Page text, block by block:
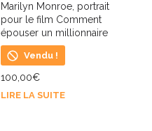
Marilyn Monroe, portrait
pour le film Comment
épouser un millionnaire
Vendu !
100,00€
LIRE LA SUITE